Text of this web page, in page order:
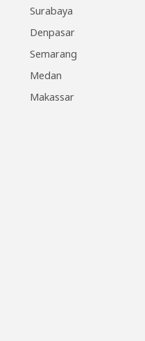
Surabaya
Denpasar
Semarang
Medan
Makassar